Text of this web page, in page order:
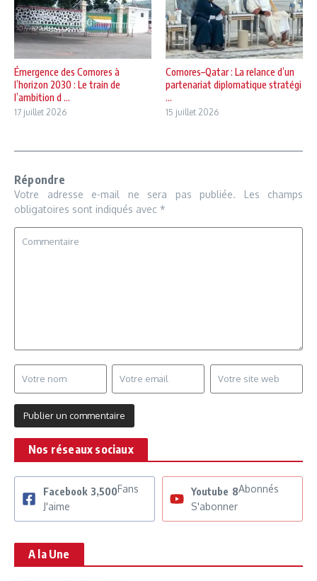
Émergence des Comores à
l’horizon 2030 : Le train de
l’ambition d ...
17 juillet 2026
Comores–Qatar : La relance d’un
partenariat diplomatique stratégi
...
15 juillet 2026
Répondre
Votre adresse e-mail ne sera pas publiée.
Les champs
obligatoires sont indiqués avec *
Nos réseaux sociaux
Facebook 3,500Fans
J'aime
Youtube 8Abonnés
S'abonner
A la Une